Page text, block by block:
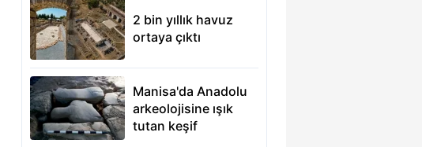
2 bin yıllık havuz
ortaya çıktı
Manisa'da Anadolu
arkeolojisine ışık
tutan keşif